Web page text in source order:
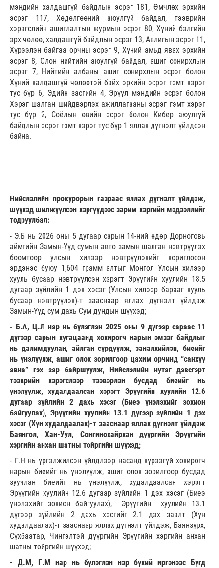
мэндийн халдашгүй байдлын эсрэг 181, Өмчлөх эрхийн
эсрэг 117, Хөдөлгөөний аюулгүй байдал, тээврийн
хэрэгслийн ашиглалтын журмын эсрэг 80, Хүний бэлгийн
эрх чөлөө, халдашгүй байдлын эсрэг 13, Авлигын эсрэг 11,
Хүрээлэн байгаа орчны эсрэг 9, Хүний амьд явах эрхийн
эсрэг 8, Олон нийтийн аюулгүй байдал, ашиг сонирхлын
эсрэг 7, Нийтийн албаны ашиг сонирхлын эсрэг болон
Хүний халдашгүй чөлөөтэй байх эрхийн эсрэг гэмт хэрэг
тус бүр 6, Эдийн засгийн 4, Эрүүл мэндийн эсрэг болон
Хэрэг шалган шийдвэрлэх ажиллагааны эсрэг гэмт хэрэг
тус бүр 2, Соёлын өвийн эсрэг болон Кибер аюулгүй
байдлын эсрэг гэмт хэрэг тус бүр 1 яллах дүгнэлт үйлдсэн
байна.
Нийслэлийн прокурорын газраас яллах дүгнэлт үйлдэж,
шүүхэд шилжүүлсэн хэргүүдээс зарим хэргийн мэдээллийг
тодруулбал:
- Э.Б нь 2026 оны 5 дугаар сарын 14-ний өдөр Дорноговь
аймгийн Замын-Үүд сумын авто замын шалган нэвтрүүлэх
боомтоор улсын хилээр нэвтрүүлэхийг хориглосон
эрдэнэс буюу 1,604 грамм алтыг Монгол Улсын хилээр
хууль бусаар нэвтрүүлсэн хэрэгт Эрүүгийн хуулийн 18.5
дугаар зүйлийн 1 дэх хэсэг (Улсын хилээр барааг хууль
бусаар нэвтрүүлэх)-т зааснаар яллах дүгнэлт үйлдэж
Замын-Үүд сум дахь Сум дундын шүүхэд;
- Б.А, Ц.Л нар нь бүлэглэн 2025 оны 9 дүгээр сараас 11
дүгээр сарын хугацаанд хохирогч нарын эмзэг байдлыг
нь далимдуулан, айлган сүрдүүлж, заналхийлэн, биеийг
нь үнэлүүлж, ашиг олох зорилгоор цахим орчинд “санхүү
авна” гэх зар байршуулж, Нийслэлийн нутаг дэвсгэрт
тээврийн хэрэгслээр тээвэрлэн бусдад биеийг нь
үнэлүүлж, худалдаалсан хэрэгт Эрүүгийн хуулийн 12.6
дугаар зүйлийн 2 дахь хэсэг (Биеэ үнэлэхийг зохион
байгуулах), Эрүүгийн хуулийн 13.1 дүгээр зүйлийн 1 дэх
хэсэг (Хүн худалдаалах)-т зааснаар яллах дүгнэлт үйлдэж
Баянгол, Хан-Уул, Сонгинохайрхан дүүргийн Эрүүгийн
хэргийн анхан шатны тойргийн шүүхэд;
- Г.Н нь үргэлжилсэн үйлдлээр насанд хүрээгүй хохирогч
нарын биеийг нь үнэлүүлж, ашиг олох зорилгоор бусдад
зуучлан биеийг нь үнэлүүлж, худалдаалсан хэрэгт
Эрүүгийн хуулийн 12.6 дугаар зүйлийн 1 дэх хэсэг (Биеэ
үнэлэхийг зохион байгуулах), Эрүүгийн хуулийн 13.1
дүгээр зүйлийн 2 дахь хэсгийг 2.1 дэх заалт (Хүн
худалдаалах)-т зааснаар яллах дүгнэлт үйлдэж, Баянзүрх,
Сүхбаатар, Чингэлтэй дүүргийн Эрүүгийн хэргийн анхан
шатны тойргийн шүүхэд;
- Д.М, Г.М нар нь бүлэглэн нэр бүхий иргэнээс Бүгд